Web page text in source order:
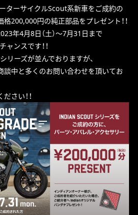
ターサイクルScout系新車をご成約の
200,000円の純正部品をプレゼント！！
年4月8日（土）～7月31日まで
ンスです！！
リーズが並んでおりますが、
談中と多くのお問い合わせを頂いてお
さい！！